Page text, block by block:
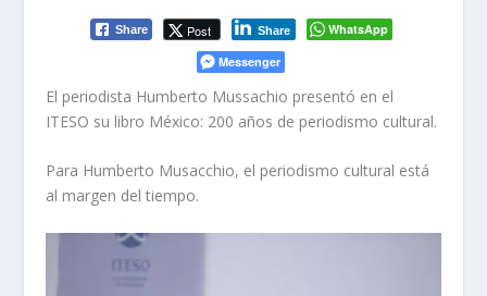
Share Post Share
WhatsApp
Messenger
El periodista Humberto Mussachio presentó en el
ITESO su libro México: 200 años de periodismo cultural.
Para Humberto Musacchio, el periodismo cultural está
al margen del tiempo.